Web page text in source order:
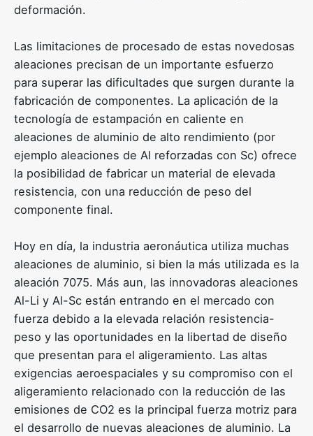
deformación.
Las limitaciones de procesado de estas novedosas
aleaciones precisan de un importante esfuerzo
para superar las dificultades que surgen durante la
fabricación de componentes. La aplicación de la
tecnología de estampación en caliente en
aleaciones de aluminio de alto rendimiento (por
ejemplo aleaciones de Al reforzadas con Sc) ofrece
la posibilidad de fabricar un material de elevada
resistencia, con una reducción de peso del
componente final.
Hoy en día, la industria aeronáutica utiliza muchas
aleaciones de aluminio, si bien la más utilizada es la
aleación 7075. Más aun, las innovadoras aleaciones
Al-Li y Al-Sc están entrando en el mercado con
fuerza debido a la elevada relación resistencia-
peso y las oportunidades en la libertad de diseño
que presentan para el aligeramiento. Las altas
exigencias aeroespaciales y su compromiso con el
aligeramiento relacionado con la reducción de las
emisiones de CO2 es la principal fuerza motriz para
el desarrollo de nuevas aleaciones de aluminio. La